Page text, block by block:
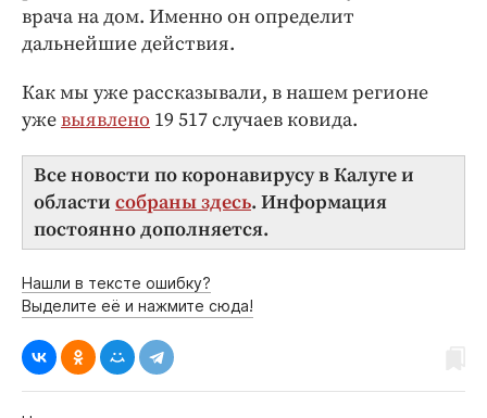
врача на дом. Именно он определит
дальнейшие действия.
Как мы уже рассказывали, в нашем регионе
ужевыявлено 19 517 случаев ковида.
Все новости по коронавирусу в Калуге и
области собраны здесь. Информация
постоянно дополняется.
Нашли в тексте ошибку?
Выделите её и нажмите сюда!